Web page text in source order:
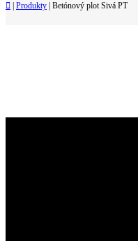
Produkty Betónový plot Sivá PT